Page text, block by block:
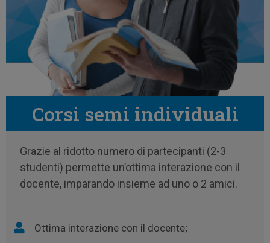
Corsi semi individuali
Grazie al ridotto numero di partecipanti (2-3
studenti) permette un’ottima interazione con il
docente, imparando insieme ad uno o 2 amici.
Ottima interazione con il docente;